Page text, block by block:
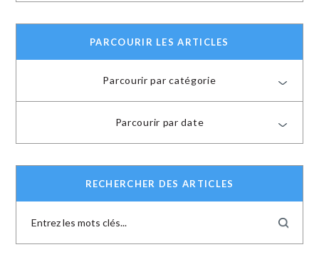
PARCOURIR LES ARTICLES
Parcourir par catégorie
Parcourir par date
RECHERCHER DES ARTICLES